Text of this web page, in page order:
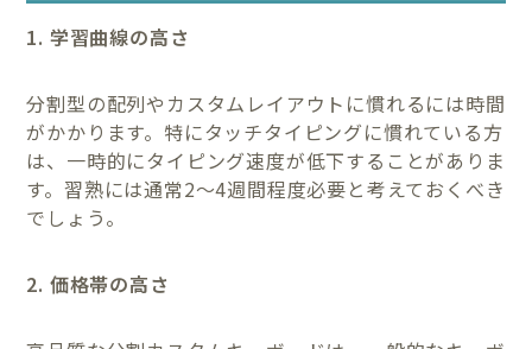
1. 学習曲線の高さ
分割型の配列やカスタムレイアウトに慣れるには時間
がかかります。特にタッチタイピングに慣れている方
は、一時的にタイピング速度が低下することがありま
す。習熟には通常2〜4週間程度必要と考えておくべき
でしょう。
2. 価格帯の高さ